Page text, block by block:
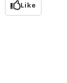
Like